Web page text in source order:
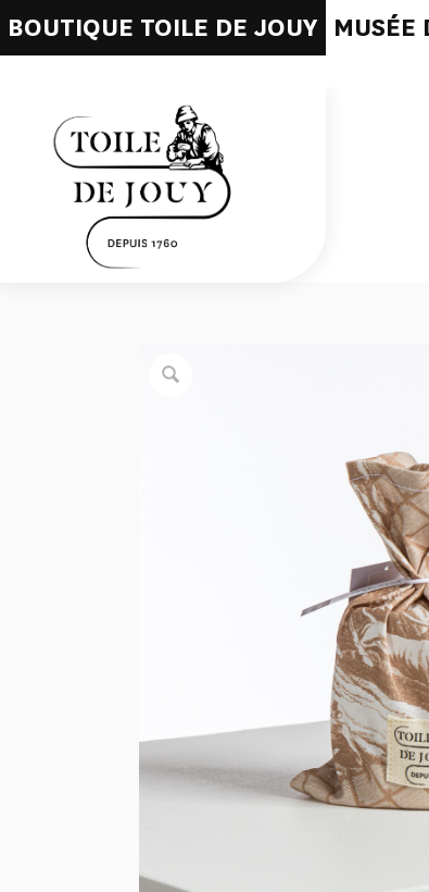
BOUTIQUE TOILE DE JOUY MUSÉE